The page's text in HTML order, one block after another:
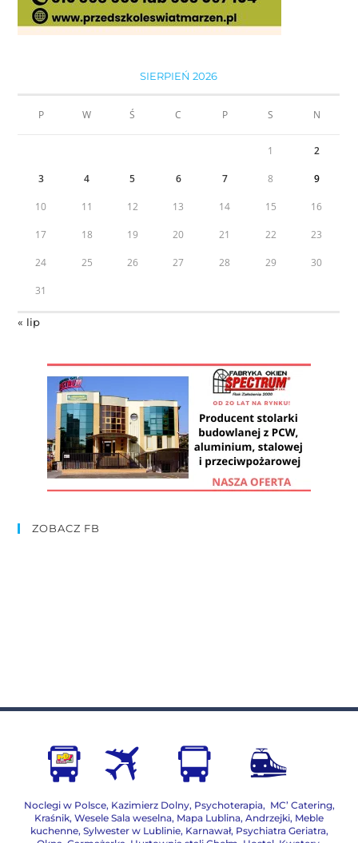
SIERPIEŃ 2026
P W Ś C P S N
1 2
3 4 5 6 7 8 9
10 11 12 13 14 15 16
17 18 19 20 21 22 23
24 25 26 27 28 29 30
31
« lip
ZOBACZ FB
Noclegi w Polsce, Kazimierz Dolny, Psychoterapia, MC’ Catering,
Kraśnik, Wesele Sala weselna, Mapa Lublina, Andrzejki, Meble
kuchenne, Sylwester w Lublinie, Karnawał, Psychiatra Geriatra,